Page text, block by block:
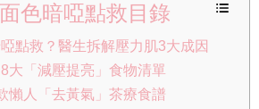
色暗啞點救目錄
點救？醫生拆解壓力肌3大成因
大「減壓提亮」食物清單
懶人「去黃氣」茶療食譜